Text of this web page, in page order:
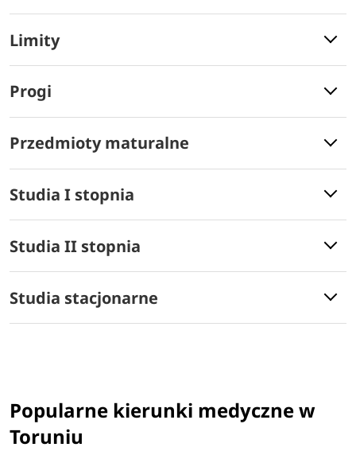
Limity
Progi
Przedmioty maturalne
Studia I stopnia
Studia II stopnia
Studia stacjonarne
Popularne kierunki medyczne w
Toruniu